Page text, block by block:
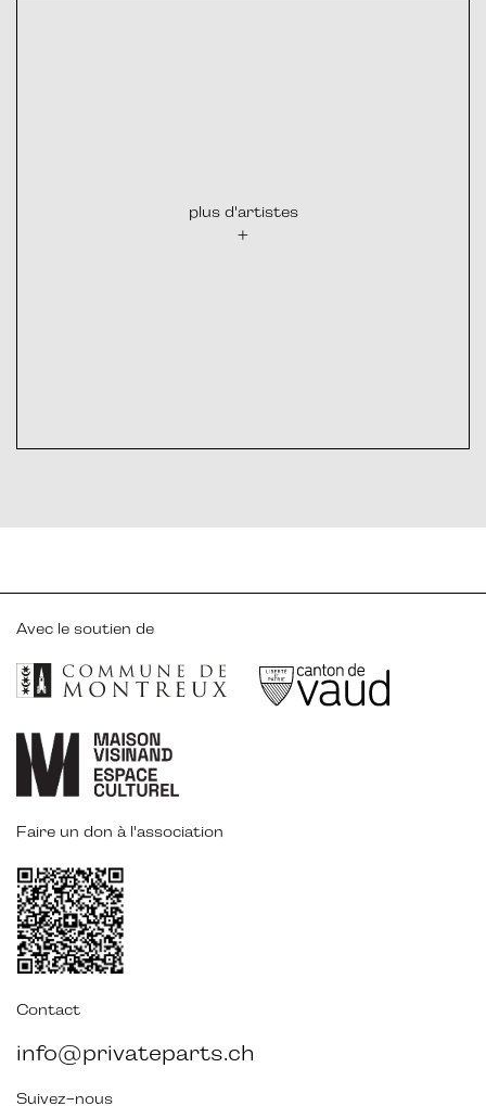
plus d'artistes
+
Avec le soutien de
Faire un don à l'association
Contact
info@privateparts.ch
Suivez-nous